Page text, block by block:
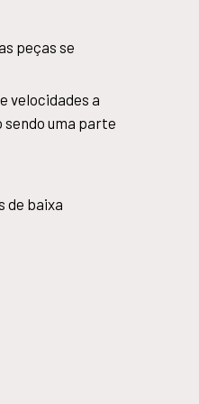
peças se
velocidades a
sendo uma parte
de baixa